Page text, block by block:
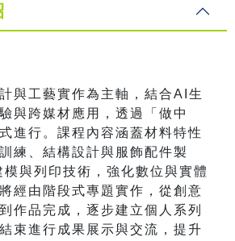
與工藝實作為主軸，結合AI生
與跨媒材應用，透過「做中
進行。課程內容涵蓋材料特性
練、結構設計與服飾配件製
與列印技術，強化數位與實體
經由階段式專題實作，從創意
作品完成，逐步建立個人系列
束進行成果展示與交流，提升